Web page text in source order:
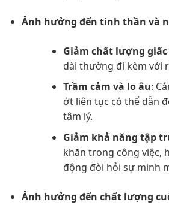
Ảnh hưởng đến tinh thần và
Giảm chất lượng
dài thường đi kèm với
Trầm cảm và lo âu:
ớt liên tục có thể dẫn
tâm lý.
Giảm khả năng tập
khăn trong công việc,
động đòi hỏi sự minh
Ảnh hưởng đến chất lượng